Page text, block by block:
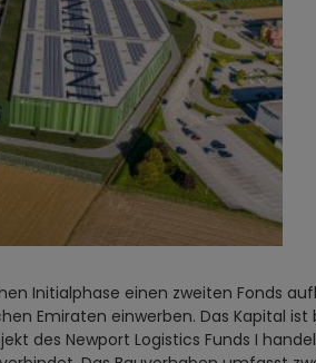
Initialphase einen zweiten Fonds
Emiraten einwerben. Das Kapital
des Newport Logistics Funds I